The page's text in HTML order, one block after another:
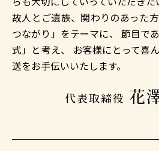
故人とご遺族、関わりのあった
つながり」をテーマに、 節目で
式」と考え、
お客様にとって喜
送をお手伝いいたします。
代表取締役 花